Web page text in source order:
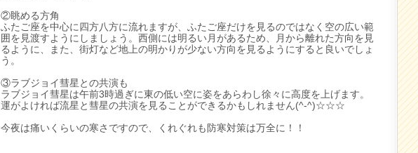
②眺める方角
ふたご座を中心に四方八方に流れますが、ふたご座だけを見るのではなく空の広い範
囲を見渡すようにしましょう。西側には明るい月があるため、月から離れた方向を見
るように、また、街灯など地上の明かりが少ない方向を見るようにすると良いでしょ
う。
③ラブジョイ彗星との共演も
ラブジョイ彗星は午前3時過ぎに東の低い空に姿をあらわし徐々に高度を上げます。
運がよければ流星と彗星の共演を見ることができるかもしれません(^-^)☆☆☆
今夜は痛いくらいの寒さですので、くれぐれも防寒対策は万全に！！